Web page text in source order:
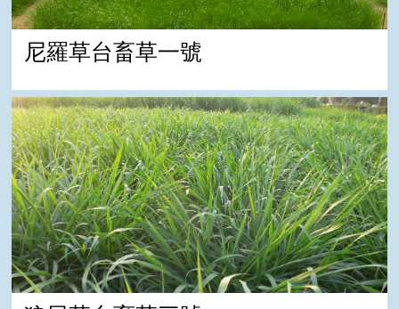
尼羅草台畜草一號
狼尾草台畜草三號